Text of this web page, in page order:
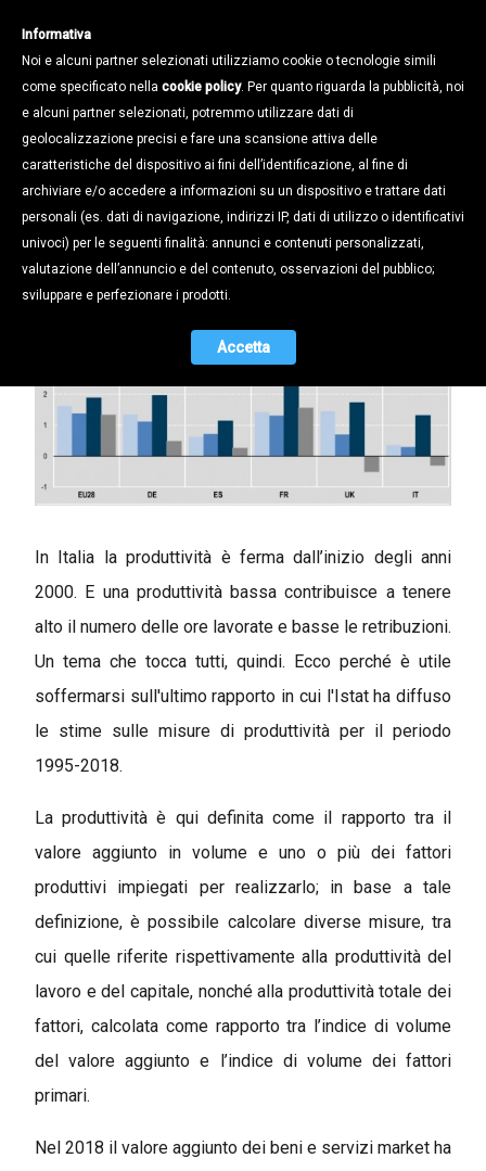
Produttività questa sconosciuta: che
cos'è e perché ci deve preoccupare
che nel 2018 sia scesa dello 0,3%
27.01.2020
In Italia la produttività è ferma dall’inizio degli anni
2000. E una produttività bassa contribuisce a tenere
alto il numero delle ore lavorate e basse le retribuzioni.
Un tema che tocca tutti, quindi. Ecco perché è utile
soffermarsi sull'ultimo rapporto in cui l'Istat ha diffuso
le stime sulle misure di produttività per il periodo
1995-2018.
La produttività è qui definita come il rapporto tra il
valore aggiunto in volume e uno o più dei fattori
produttivi impiegati per realizzarlo; in base a tale
definizione, è possibile calcolare diverse misure, tra
cui quelle riferite rispettivamente alla produttività del
lavoro e del capitale, nonché alla produttività totale dei
fattori, calcolata come rapporto tra l’indice di volume
del valore aggiunto e l’indice di volume dei fattori
primari.
Nel 2018 il valore aggiunto dei beni e servizi market ha
Informativa
Noi e alcuni partner selezionati utilizziamo cookie o tecnologie simili
come specificato nella cookie policy. Per quanto riguarda la pubblicità, noi
e alcuni partner selezionati, potremmo utilizzare dati di
geolocalizzazione precisi e fare una scansione attiva delle
caratteristiche del dispositivo ai fini dell’identificazione, al fine di
archiviare e/o accedere a informazioni su un dispositivo e trattare dati
personali (es. dati di navigazione, indirizzi IP, dati di utilizzo o identificativi
univoci) per le seguenti finalità: annunci e contenuti personalizzati,
valutazione dell’annuncio e del contenuto, osservazioni del pubblico;
sviluppare e perfezionare i prodotti.
Accetta